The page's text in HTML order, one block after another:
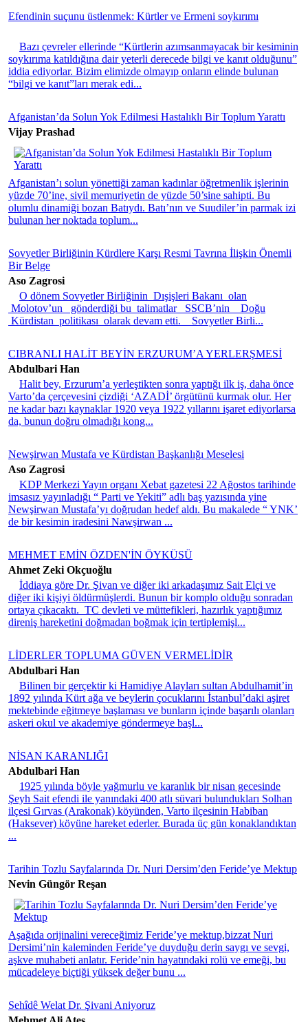
Efendinin suçunu üstlenmek: Kürtler ve Ermeni soykırımı
Bazı çevreler ellerinde “Kürtlerin azımsanmayacak bir kesiminin
soykırıma katıldığına dair yeterli derecede bilgi ve kanıt olduğunu”
iddia ediyorlar. Bizim elimizde olmayıp onların elinde bulunan
“bilgi ve kanıt”ları merak edi...
Afganistan’da Solun Yok Edilmesi Hastalıklı Bir Toplum Yarattı
Vijay Prashad
Afganistan’ı solun yönettiği zaman kadınlar öğretmenlik işlerinin
yüzde 70’ine, sivil memuriyetin de yüzde 50’sine sahipti. Bu
olumlu dinamiği bozan Batıydı. Batı’nın ve Suudiler’in parmak izi
bulunan her noktada toplum...
Sovyetler Birliğinin Kürdlere Karşı Resmi Tavrına İlişkin Önemli
Bir Belge
Aso Zagrosi
O dönem Sovyetler Birliğinin Dışişleri Bakanı olan
Molotov’un gönderdiği bu talimatlar SSCB’nin Doğu
Kürdistan politikası olarak devam etti. Sovyetler Birli...
CIBRANLI HALİT BEYİN ERZURUM’A YERLERŞMESİ
Abdulbari Han
Halit bey, Erzurum’a yerleştikten sonra yaptığı ilk iş, daha önce
Varto’da çerçevesini çizdiği ‘AZADİ’ örgütünü kurmak olur. Her
ne kadar bazı kaynaklar 1920 veya 1922 yıllarını işaret ediyorlarsa
da, bunun doğru olmadığı kong...
Newşirwan Mustafa ve Kürdistan Başkanlığı Meselesi
Aso Zagrosi
KDP Merkezi Yayın organı Xebat gazetesi 22 Ağostos tarihinde
imsasız yayınladığı “ Parti ve Yekiti” adlı baş yazısında yine
Newşirwan Mustafa’yı doğrudan hedef aldı. Bu makalede “ YNK’
de bir kesimin iradesini Nawşirwan ...
MEHMET EMİN ÖZDEN'İN ÖYKÜSÜ
Ahmet Zeki Okçuoğlu
İddiaya göre Dr. Şivan ve diğer iki arkadaşımız Sait Elçi ve
diğer iki kişiyi öldürmüşlerdi. Bunun bir komplo olduğu sonradan
ortaya çıkacaktı. TC devleti ve müttefikleri, hazırlık yaptığımız
direniş hareketini doğmadan boğmak için tertiplemişl...
LİDERLER TOPLUMA GÜVEN VERMELİDİR
Abdulbari Han
Bilinen bir gerçektir ki Hamidiye Alayları sultan Abdulhamit’in
1892 yılında Kürt ağa ve beylerin çocuklarını İstanbul’daki aşiret
mektebinde eğitmeye başlaması ve bunların içinde başarılı olanları
askeri okul ve akademiye göndermeye başl...
NİSAN KARANLIĞI
Abdulbari Han
1925 yılında böyle yağmurlu ve karanlık bir nisan gecesinde
Şeyh Sait efendi ile yanındaki 400 atlı süvari bulundukları Solhan
ilçesi Gırvas (Arakonak) köyünden, Varto ilçesinin Habiban
(Haksever) köyüne hareket ederler. Burada üç gün konaklandıktan
...
Tarihin Tozlu Sayfalarında Dr. Nuri Dersim’den Feride’ye Mektup
Nevin Güngör Reşan
Aşağıda orijinalini vereceğimiz Feride’ye mektup,bizzat Nuri
Dersimi’nin kaleminden Feride’ye duyduğu derin saygı ve sevgi,
aşkve muhabeti anlatır. Feride’nin hayatındaki rolü ve emeği, bu
mücadeleye biçtiği yüksek değer bunu ...
Sehîdê Welat Dr. Şivani Aniyoruz